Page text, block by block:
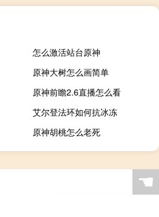
怎么激活站台原神
原神大树怎么画简单
原神前瞻2.6直播怎么看
艾尔登法环如何抗冰冻
原神胡桃怎么老死
☚